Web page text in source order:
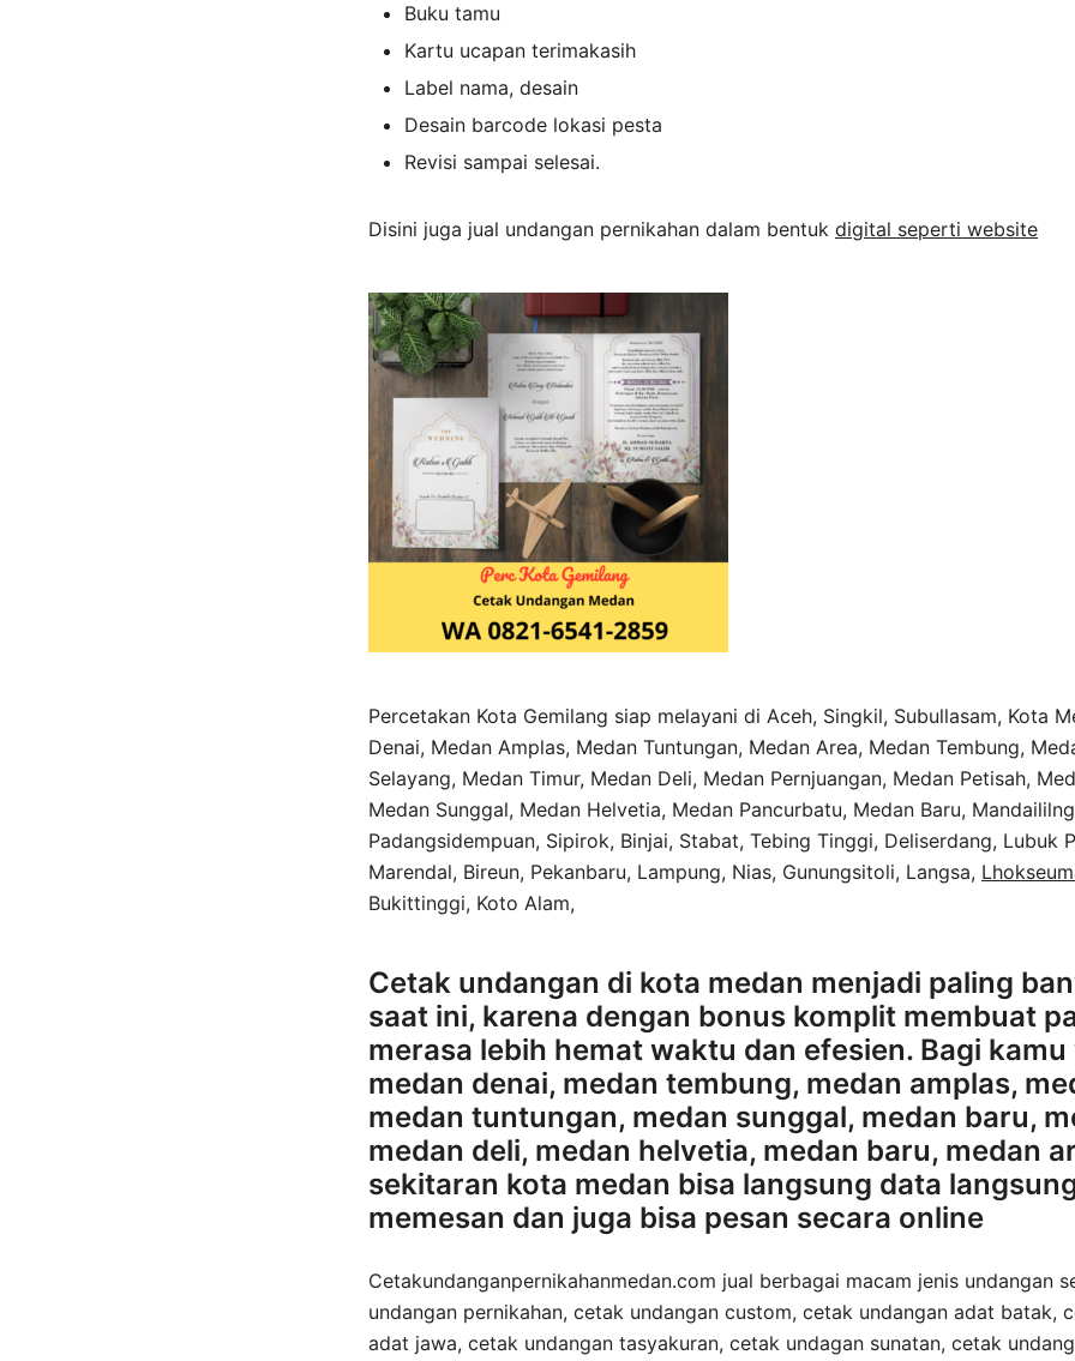
Buku tamu
Kartu ucapan terimakasih
Label nama, desain
Desain barcode lokasi pesta
Revisi sampai selesai.
Disini juga jual undangan pernikahan dalam bentuk digital seperti website
Percetakan Kota Gemilang siap melayani di Aceh, Singkil, Subullasam, Kota
Denai, Medan Amplas, Medan Tuntungan, Medan Area, Medan Tembung,
Selayang, Medan Timur, Medan Deli, Medan Pernjuangan, Medan Petisah,
Medan Sunggal, Medan Helvetia, Medan Pancurbatu, Medan Baru,
Padangsidempuan, Sipirok, Binjai, Stabat, Tebing Tinggi, Deliserdang, Lubuk
Marendal, Bireun, Pekanbaru, Lampung, Nias, Gunungsitoli, Langsa,
Bukittinggi, Koto Alam,
Cetak undangan di kota medan menjadi paling
saat ini, karena dengan bonus komplit membuat
merasa lebih hemat waktu dan efesien. Bagi kamu
medan denai, medan tembung, medan amplas,
medan tuntungan, medan sunggal, medan baru,
medan deli, medan helvetia, medan baru, medan
sekitaran kota medan bisa langsung data
memesan dan juga bisa pesan secara online
Cetakundanganpernikahanmedan.com jual berbagai macam jenis undangan
undangan pernikahan, cetak undangan custom, cetak undangan adat batak,
adat jawa, cetak undangan tasyakuran, cetak undagan sunatan, cetak